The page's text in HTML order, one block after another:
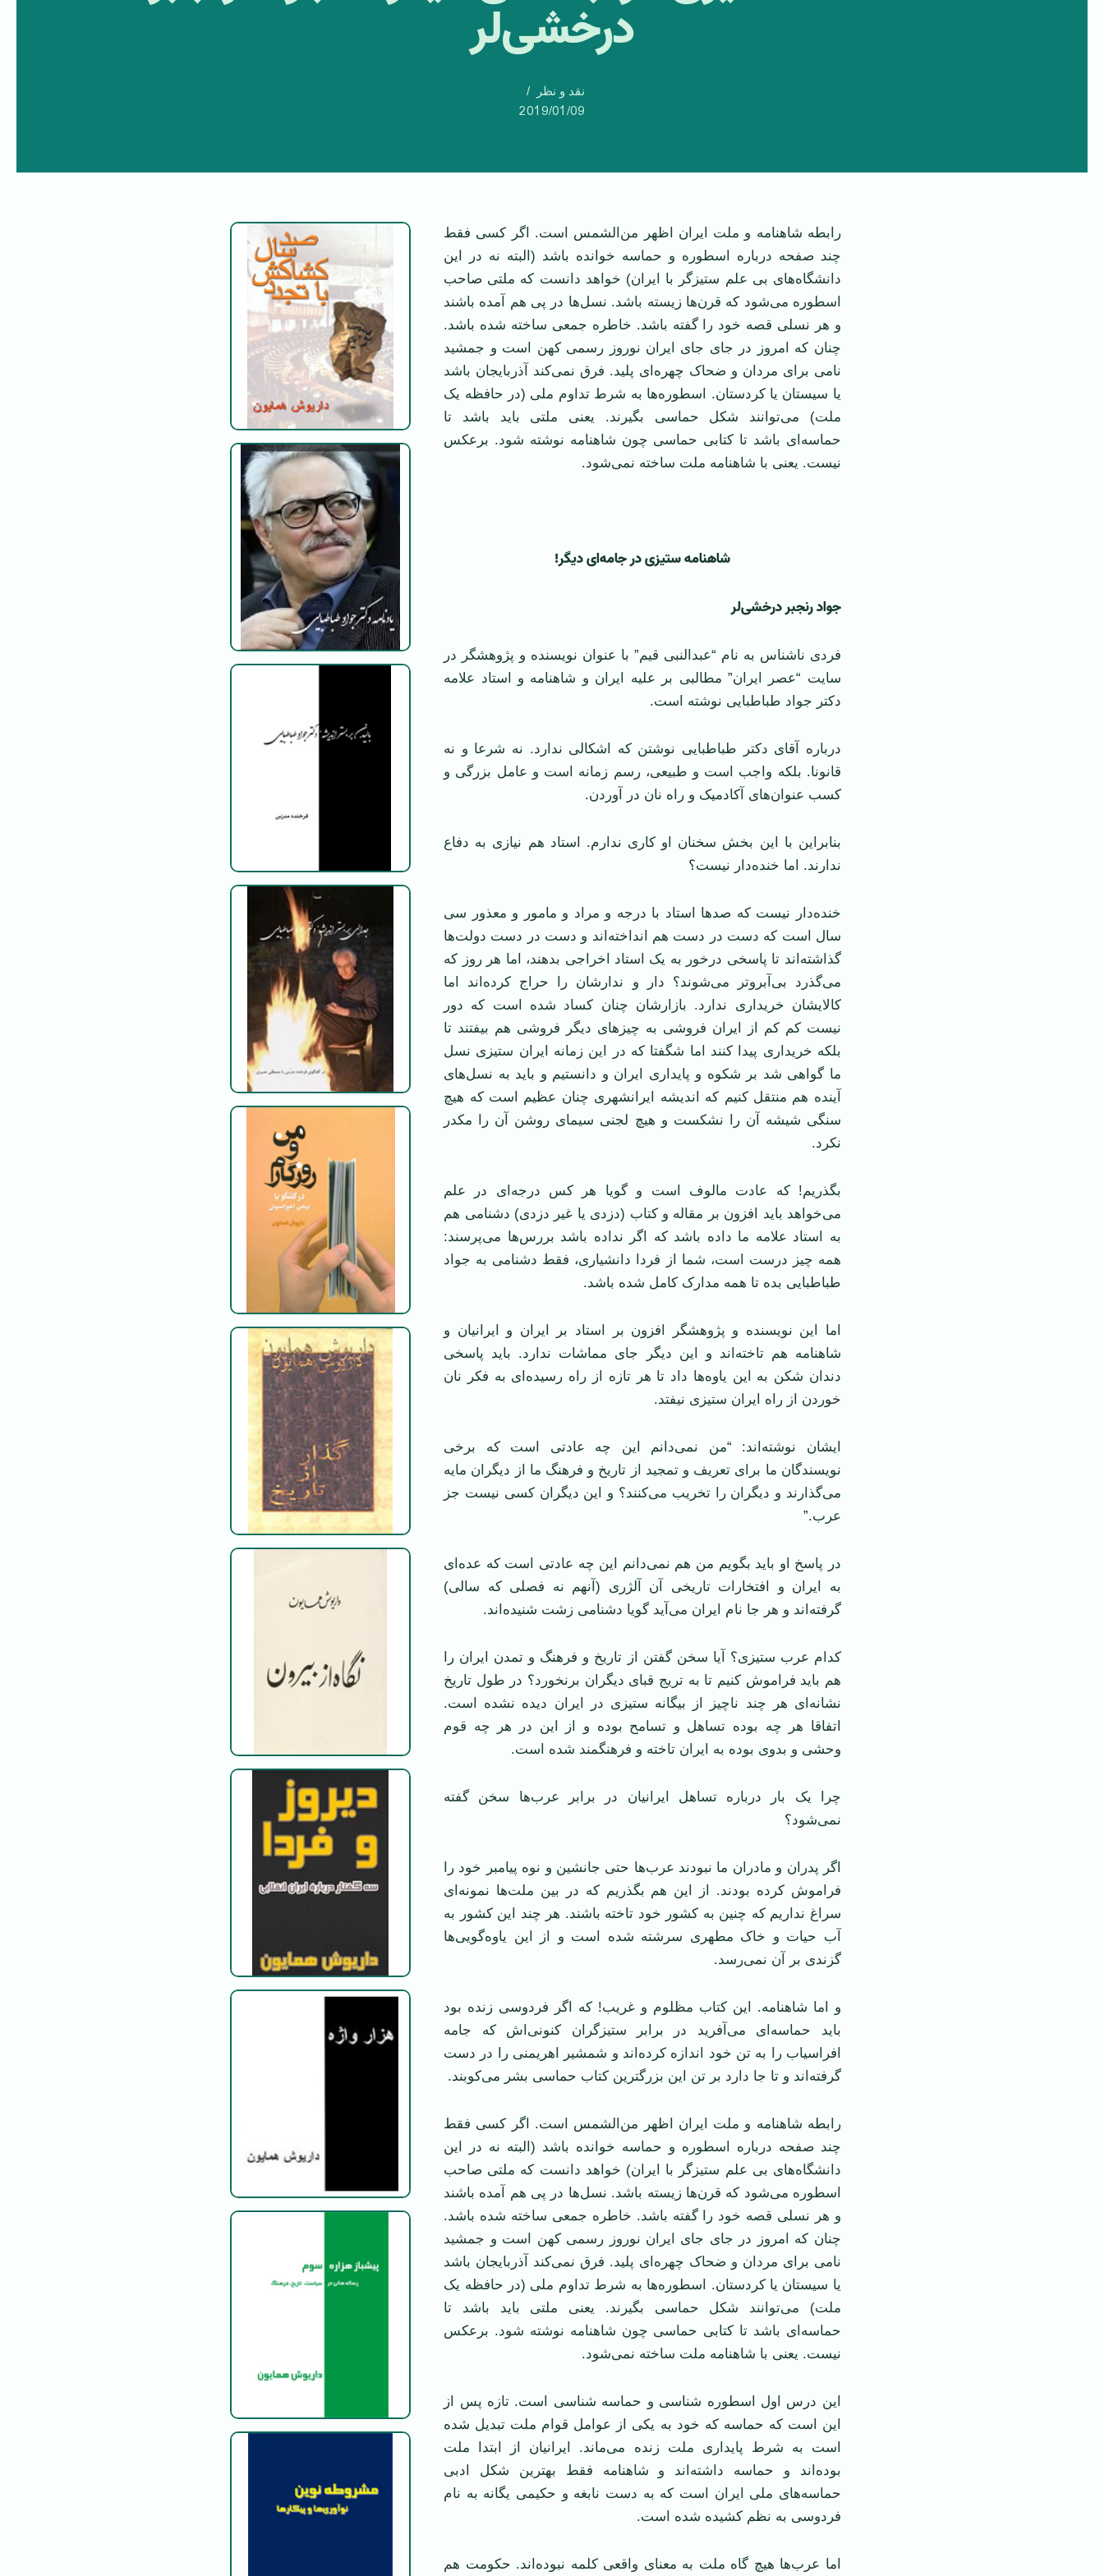
درخشی‌لر
نقد و نظر
2019/01/09
رابطه شاهنامه و ملت ایران اظهر من‌الشمس است. اگر کسی فقط
چند صفحه درباره اسطوره و حماسه خوانده باشد (البته نه در این
دانشگاه‌های بی علم ستیزگر با ایران) خواهد دانست که ملتی صاحب
اسطوره می‌شود که قرن‌ها زیسته باشد. نسل‌ها در پی هم آمده باشند
و هر نسلی قصه خود را گفته باشد. خاطره جمعی ساخته شده باشد.
چنان که امروز در جای جای ایران نوروز رسمی کهن است و جمشید
نامی برای مردان و ضحاک چهره‌ای پلید. فرق نمی‌کند آذربایجان باشد
یا سیستان یا کردستان. اسطوره‌ها به شرط تداوم ملی (در حافظه یک
ملت) می‌توانند شکل حماسی بگیرند. یعنی ملتی باید باشد تا
حماسه‌ای باشد تا کتابی حماسی چون شاهنامه نوشته شود. برعکس
نیست. یعنی با شاهنامه ملت ساخته نمی‌شود.
شاهنامه ستیزی در جامه‌ای دیگر!
جواد رنجبر درخشی‌لر
فردی ناشناس به نام “عبدالنبی قیم” با عنوان نویسنده و پژوهشگر در
سایت “عصر ایران” مطالبی بر علیه ایران و شاهنامه و استاد علامه
دکتر جواد طباطبایی نوشته است.
درباره آقای دکتر طباطبایی نوشتن که اشکالی ندارد. نه شرعا و نه
قانونا. بلکه واجب است و طبیعی، رسم زمانه است و عامل بزرگی و
کسب عنوان‌های آکادمیک و راه نان در آوردن.
بنابراین با این بخش سخنان او کاری ندارم. استاد هم نیازی به دفاع
ندارند. اما خنده‌دار نیست؟
خنده‌دار نیست که صدها استاد با درجه و مراد و مامور و معذور سی
سال است که دست در دست هم انداخته‌اند و دست در دست دولت‌ها
گذاشته‌اند تا پاسخی درخور به یک استاد اخراجی بدهند، اما هر روز که
می‌گذرد بی‌آبروتر می‌شوند؟ دار و ندارشان را حراج کرده‌اند اما
کالایشان خریداری ندارد. بازارشان چنان کساد شده است که دور
نیست کم کم از ایران فروشی به چیزهای دیگر فروشی هم بیفتند تا
بلکه خریداری پیدا کنند اما شگفتا که در این زمانه ایران ستیزی نسل
ما گواهی شد بر شکوه و پایداری ایران و دانستیم و باید به نسل‌های
آینده هم منتقل کنیم که اندیشه ایرانشهری چنان عظیم است که هیچ
سنگی شیشه آن را نشکست و هیچ لجنی سیمای روشن آن را مکدر
نکرد.
بگذریم! که عادت مالوف است و گویا هر کس درجه‌ای در علم
می‌خواهد باید افزون بر مقاله و کتاب (دزدی یا غیر دزدی) دشنامی هم
به استاد علامه ما داده باشد که اگر نداده باشد بررس‌ها می‌پرسند:
همه چیز درست است، شما از فردا دانشیاری، فقط دشنامی به جواد
طباطبایی بده تا همه مدارک کامل شده باشد.
اما این نویسنده و پژوهشگر افزون بر استاد بر ایران و ایرانیان و
شاهنامه هم تاخته‌اند و این دیگر جای مماشات ندارد. باید پاسخی
دندان شکن به این یاوه‌ها داد تا هر تازه از راه رسیده‌ای به فکر نان
خوردن از راه ایران ستیزی نیفتد.
ایشان نوشته‌اند: “من نمی‌دانم این چه عادتی است که برخی
نویسندگان ما برای تعریف و تمجید از تاریخ و فرهنگ ما از دیگران مایه
می‌گذارند و دیگران را تخریب می‌کنند؟ و این دیگران کسی نیست جز
عرب.”
در پاسخ او باید بگویم من هم نمی‌دانم این چه عادتی است که عده‌ای
به ایران و افتخارات تاریخی آن آلژری (آنهم نه فصلی که سالی)
گرفته‌اند و هر جا نام ایران می‌آید گویا دشنامی زشت شنیده‌اند.
کدام عرب ستیزی؟ آیا سخن گفتن از تاریخ و فرهنگ و تمدن ایران را
هم باید فراموش کنیم تا به تریج قبای دیگران برنخورد؟ در طول تاریخ
نشانه‌ای هر چند ناچیز از بیگانه ستیزی در ایران دیده نشده است.
اتفاقا هر چه بوده تساهل و تسامح بوده و از این در هر چه قوم
وحشی و بدوی بوده به ایران تاخته و فرهنگمند شده است.
چرا یک بار درباره تساهل ایرانیان در برابر عرب‌ها سخن گفته
نمی‌شود؟
اگر پدران و مادران ما نبودند عرب‌ها حتی جانشین و نوه پیامبر خود را
فراموش کرده بودند. از این هم بگذریم که در بین ملت‌ها نمونه‌ای
سراغ نداریم که چنین به کشور خود تاخته باشند. هر چند این کشور به
آب حیات و خاک مطهری سرشته شده است و از این یاوه‌گویی‌ها
گزندی بر آن نمی‌رسد.
و اما شاهنامه. این کتاب مظلوم و غریب! که اگر فردوسی زنده بود
باید حماسه‌ای می‌آفرید در برابر ستیزگران کنونی‌اش که جامه
افراسیاب را به تن خود اندازه کرده‌اند و شمشیر اهریمنی را در دست
گرفته‌اند و تا جا دارد بر تن این بزرگترین کتاب حماسی بشر می‌کوبند.
رابطه شاهنامه و ملت ایران اظهر من‌الشمس است. اگر کسی فقط
چند صفحه درباره اسطوره و حماسه خوانده باشد (البته نه در این
دانشگاه‌های بی علم ستیزگر با ایران) خواهد دانست که ملتی صاحب
اسطوره می‌شود که قرن‌ها زیسته باشد. نسل‌ها در پی هم آمده باشند
و هر نسلی قصه خود را گفته باشد. خاطره جمعی ساخته شده باشد.
چنان که امروز در جای جای ایران نوروز رسمی کهن است و جمشید
نامی برای مردان و ضحاک چهره‌ای پلید. فرق نمی‌کند آذربایجان باشد
یا سیستان یا کردستان. اسطوره‌ها به شرط تداوم ملی (در حافظه یک
ملت) می‌توانند شکل حماسی بگیرند. یعنی ملتی باید باشد تا
حماسه‌ای باشد تا کتابی حماسی چون شاهنامه نوشته شود. برعکس
نیست. یعنی با شاهنامه ملت ساخته نمی‌شود.
این درس اول اسطوره شناسی و حماسه شناسی است. تازه پس از
این است که حماسه که خود به یکی از عوامل قوام ملت تبدیل شده
است به شرط پایداری ملت زنده می‌ماند. ایرانیان از ابتدا ملت
بوده‌اند و حماسه داشته‌اند و شاهنامه فقط بهترین شکل ادبی
حماسه‌های ملی ایران است که به دست نابغه و حکیمی یگانه به نام
فردوسی به نظم کشیده شده است.
اما عرب‌ها هیچ گاه ملت به معنای واقعی کلمه نبوده‌اند. حکومت هم